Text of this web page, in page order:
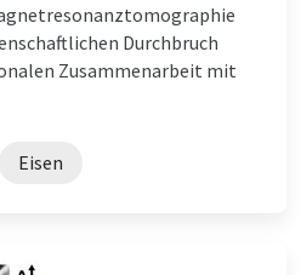
Durchbruch
Zusammenarbeit mit
Eisen